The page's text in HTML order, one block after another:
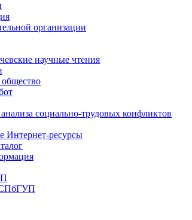
организации
научные чтения
общество
социально-трудовых конфликтов
Интернет-ресурсы
СПбГУП